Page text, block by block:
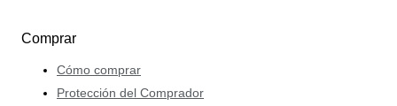
Comprar
Cómo comprar
Protección del Comprador